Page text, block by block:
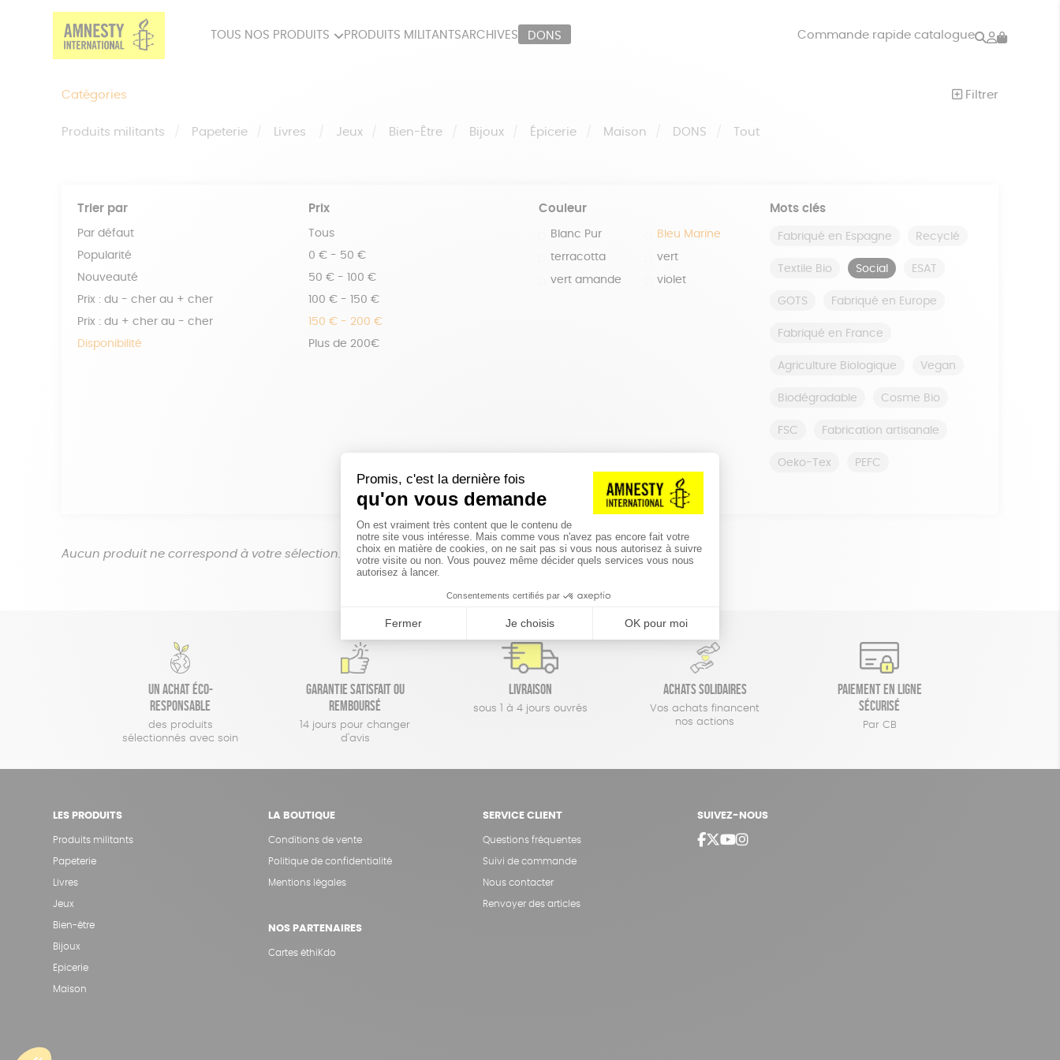
TOUS NOS PRODUITS PRODUITS MILITANTSARCHIVES DONS Commande rapide catalogue Rechercher
Mon
Catégories Filtrer
Produits militants Papeterie Livres Jeux Bien-Être Bijoux Épicerie Maison DONS Tout
Trier par
Par défaut
Popularité
Nouveauté
Prix : du - cher au + cher
Prix : du + cher au - cher
Disponibilité
Prix
Tous
0 € - 50 €
50 € - 100 €
100 € - 150 €
150 € - 200 €
Plus de 200€
Couleur
Blanc Pur Bleu Marine
terracotta vert
vert amande violet
Mots clés
Fabriqué en Espagne Recyclé
Textile Bio Social ESAT
GOTS Fabriqué en Europe
Fabriqué en France
Agriculture Biologique Vegan
Biodégradable Cosme Bio
FSC Fabrication artisanale
Oeko-Tex PEFC
Aucun produit ne correspond à votre sélection.
Un achat éco-
responsable
des produits
sélectionnés avec soin
Garantie satisfait ou
remboursé
14 jours pour changer
d'avis
Livraison
sous 1 à 4 jours ouvrés
Achats solidaires
Vos achats financent
nos actions
Paiement en ligne
sécurisé
Par CB
LES PRODUITS
Produits militants
Papeterie
Livres
Jeux
Bien-être
Bijoux
Epicerie
Maison
LA BOUTIQUE
Conditions de vente
Politique de confidentialité
Mentions légales
NOS PARTENAIRES
Cartes éthiKdo
SERVICE CLIENT
Questions fréquentes
Suivi de commande
Nous contacter
Renvoyer des articles
SUIVEZ-NOUS